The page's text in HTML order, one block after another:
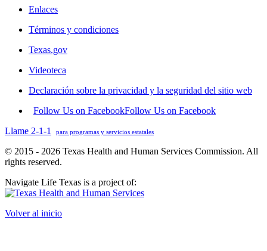
Enlaces
Términos y condiciones
Texas.gov
Videoteca
Declaración sobre la privacidad y la seguridad del sitio web
Follow Us on FacebookFollow Us on Facebook
Llame 2-1-1
para programas y servicios estatales
© 2015 - 2026 Texas Health and Human Services Commission. All
rights reserved.
Navigate Life Texas is a project of:
Volver al inicio